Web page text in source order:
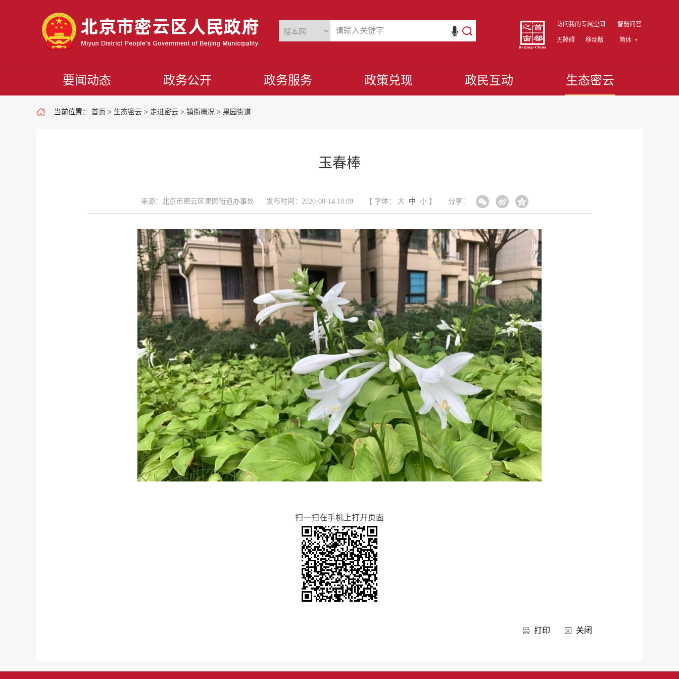
访问我的专属空间 智能问答
无障碍 移动版 简体
要闻动态 政务公开 政务服务 政策兑现 政民互动 生态密云
当前位置： 首页 > 生态密云 > 走进密云 > 镇街概况 > 果园街道
玉春棒
来源：北京市密云区果园街道办事处 发布时间：2020-08-14 10:09 【 字体： 大 中 小】 分享：
扫一扫在手机上打开页面
打印 关闭